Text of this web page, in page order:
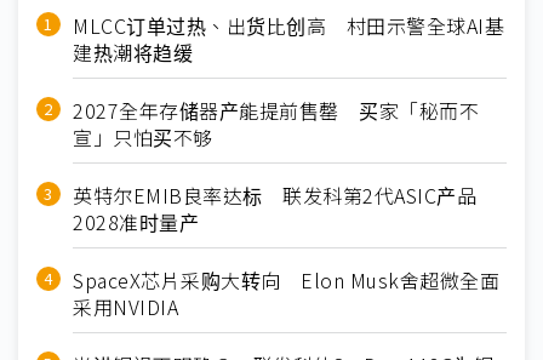
MLCC订单过热、出货比创高 村田示警全球AI基
建热潮将趋缓
2027全年存储器产能提前售罄 买家「秘而不
宣」只怕买不够
英特尔EMIB良率达标 联发科第2代ASIC产品
2028准时量产
SpaceX芯片采购大转向 Elon Musk舍超微全面
采用NVIDIA